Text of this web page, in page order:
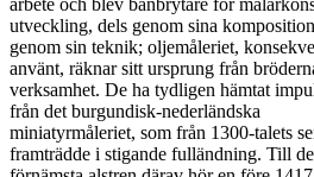
arbete och blev banbrytare för
utveckling, dels genom sina
genom sin teknik; oljemåleriet,
använt, räknar sitt ursprung från
verksamhet. De ha tydligen hämtat
från det burgundisk-nederländska
miniatyrmåleriet, som från 1300-talets
framträdde i stigande fulländning. Till de